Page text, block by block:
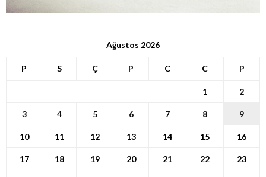
Ağustos 2026
P S Ç P C C P
1 2
3 4 5 6 7 8 9
10 11 12 13 14 15 16
17 18 19 20 21 22 23